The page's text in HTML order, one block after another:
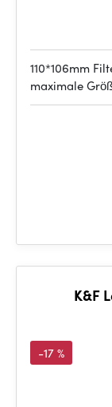
110*106mm
maximale
K&F
-17 %